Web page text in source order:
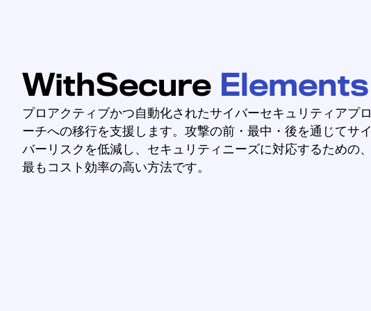
WithSecure Elements
プロアクティブかつ自動化されたサイバーセキュリティアプロ
ーチへの移行を支援します。攻撃の前・最中・後を通じてサイ
バーリスクを低減し、セキュリティニーズに対応するための、
最もコスト効率の高い方法です。